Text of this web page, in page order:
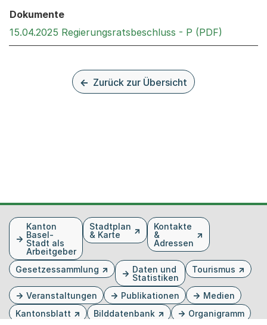
Dokumente
15.04.2025 Regierungsratsbeschluss - P (PDF)
Zurück zur Übersicht
FusszeileKanton
Basel-
Stadt als
Arbeitgeber
Stadtplan
& Karte
Kontakte
&
Adressen
Gesetzessammlung
Daten und
Statistiken
Tourismus
Veranstaltungen Publikationen
Medien
Kantonsblatt
Bilddatenbank Organigramm